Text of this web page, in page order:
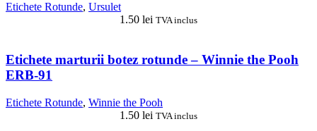
Etichete Rotunde, Ursulet
1.50 lei TVA inclus
Etichete marturii botez rotunde – Winnie the Pooh
ERB-91
Etichete Rotunde, Winnie the Pooh
1.50 lei TVA inclus